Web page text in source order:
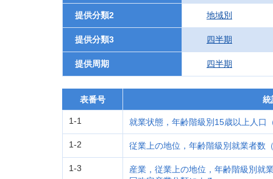
提供分類2 地域別
提供分類3 四半期
提供周期 四半期
表番号 統
1-1 就業状態，年齢階級別15歳以上人口
1-2 従業上の地位，年齢階級別就業者数
1-3
産業，従業上の地位，年齢階級別就